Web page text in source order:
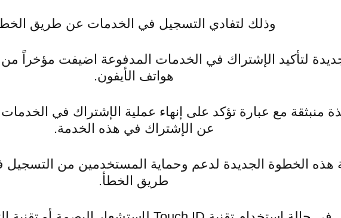
وذلك لتفادي التسجيل في الخدمات عن طريق
لتأكيد الإشتراك في الخدمات المدفوعة اضيفت مؤخراً
هواتف الأيفون.
منبثقة مع عبارة تؤكد على إنهاء عملية الإشتراك في الخدمات
عن الإشتراك في هذه الخدمة.
هذه الخطوة الجديدة لدعم وحماية المستخدمين من
طريق الخطأ.